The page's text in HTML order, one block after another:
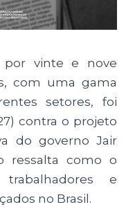
por vinte e nove
com uma gama
setores, foi
contra o projeto
do governo Jair
ressalta como o
e
no Brasil.